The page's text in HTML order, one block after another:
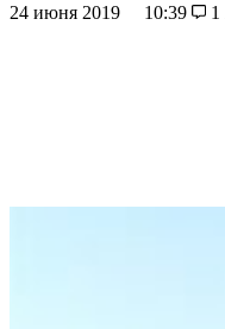
24 июня 2019 10:39 1